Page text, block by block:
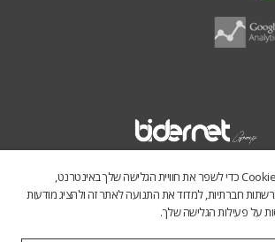
אתר זה משתמש בקובצי Cookie כדי לשפר את חוויית הגלישה שלך באינטרנט,
חברתיות, למדוד את התנועה לאתר זה ולהציג מודעות
על פעילות הגלישה שלך.